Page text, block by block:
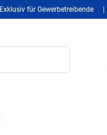
Exklusiv für Gewerbetreibende